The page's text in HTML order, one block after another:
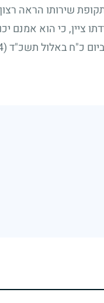
שירותו הראה רצון
ציין, כי הוא אמנם
כ"ח באלול תשכ"ד(5.9.1964)